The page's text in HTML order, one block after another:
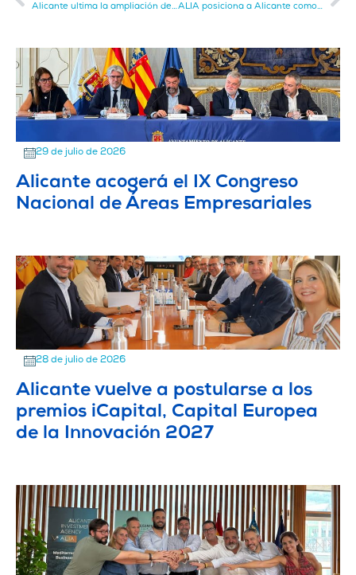
Alicante ultima la ampliación de Las Atalayas en 650.000 metros cuadrados ALIA posiciona a Alicante como foco de inversión internacional en Forinvest
29 de julio de 2026
Alicante acogerá el IX Congreso
Nacional de Áreas Empresariales
28 de julio de 2026
Alicante vuelve a postularse a los
premios iCapital, Capital Europea
de la Innovación 2027